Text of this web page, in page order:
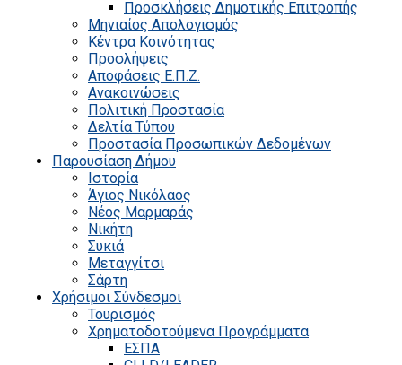
Προσκλήσεις Δημοτικής Επιτροπής
Μηνιαίος Απολογισμός
Κέντρα Κοινότητας
Προσλήψεις
Αποφάσεις Ε.Π.Ζ.
Ανακοινώσεις
Πολιτική Προστασία
Δελτία Τύπου
Προστασία Προσωπικών Δεδομένων
Παρουσίαση Δήμου
Ιστορία
Άγιος Νικόλαος
Νέος Μαρμαράς
Νικήτη
Συκιά
Μεταγγίτσι
Σάρτη
Χρήσιμοι Σύνδεσμοι
Τουρισμός
Χρηματοδοτούμενα Προγράμματα
ΕΣΠΑ